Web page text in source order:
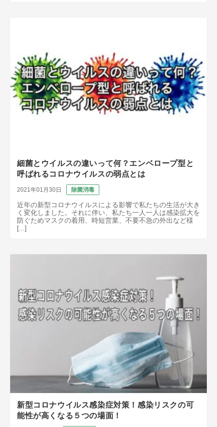
細菌とウイルスの違いって何？エンベロープ型と
呼ばれるコロナウイルスの弱点とは
2021年01月30日 除菌消毒
近年の新型コロナウイルスによる影響で私たちの生活が大き
く変化しました。それに伴い、私たち一人一人は感染拡大を
防ぐためマスクの着用、時短営業、不要不急の外出など様
[...]
新型コロナウイルス感染症対策！感染リスクの可
能性が高くなる５つの場面！